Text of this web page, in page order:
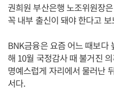
권희원 부산은행 노조위원장
꼭 내부 출신이 돼야 한다고
BNK금융은 요즘 어느 때보다
해 10월 국정감사 때 불거진
명예스럽게 자리에서 물러난
서다.